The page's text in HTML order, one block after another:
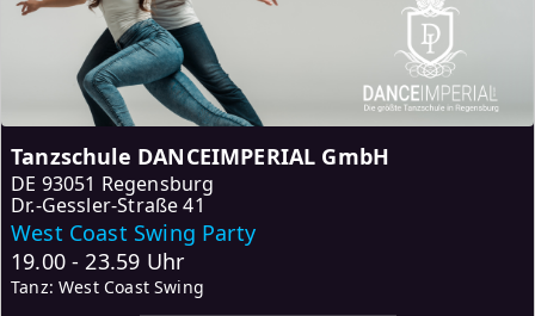
Tanzschule DANCEIMPERIAL GmbH
DE 93051 Regensburg
Dr.-Gessler-Straße 41
West Coast Swing Party
19.00 - 23.59 Uhr
Tanz: West Coast Swing